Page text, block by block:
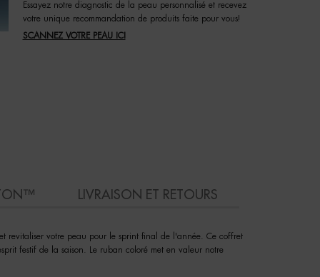
Essayez notre diagnostic de la peau personnalisé et recevez
votre unique recommandation de produits faite pour vous!
SCANNEZ VOTRE PEAU ICI
LIVRAISON ET RETOURS
revitaliser votre peau pour le sprint final de l'année. Ce coffret
festif de la saison. Le ruban coloré met en valeur notre